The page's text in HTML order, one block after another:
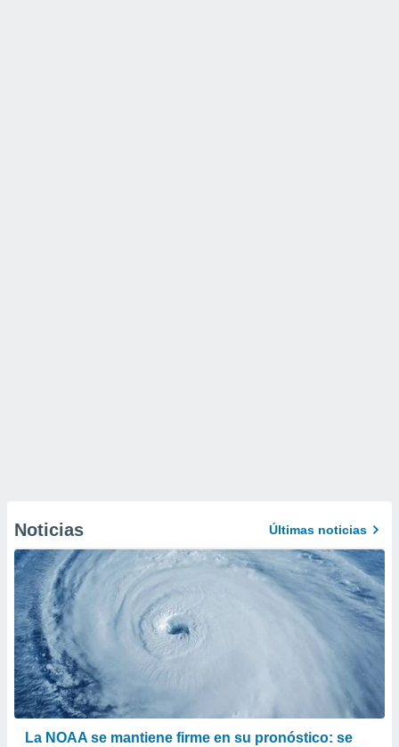
Noticias Últimas noticias
La NOAA se mantiene firme en su pronóstico: se